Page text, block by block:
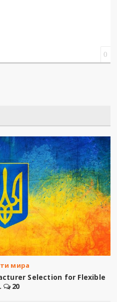
0
мира
Selection for Flexible
20